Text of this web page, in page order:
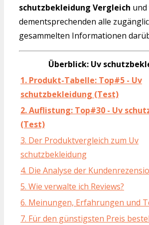
schutzbekleidung Vergleich
dementsprechenden alle
gesammelten Informationen
Überblick: Uv
1. Produkt-Tabelle: Top#5 - Uv
schutzbekleidung (Test)
2. Auflistung: Top#30 - Uv
(Test)
3. Der Produktvergleich zum Uv
schutzbekleidung
4. Die Analyse der
5. Wie verwalte ich Reviews?
6. Meinungen, Erfahrungen und
7. Für den günstigsten Preis